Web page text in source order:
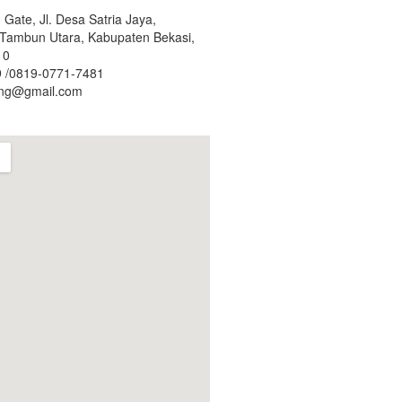
Jl. Desa Satria Jaya,
Utara, Kabupaten Bekasi,
0819-0771-7481